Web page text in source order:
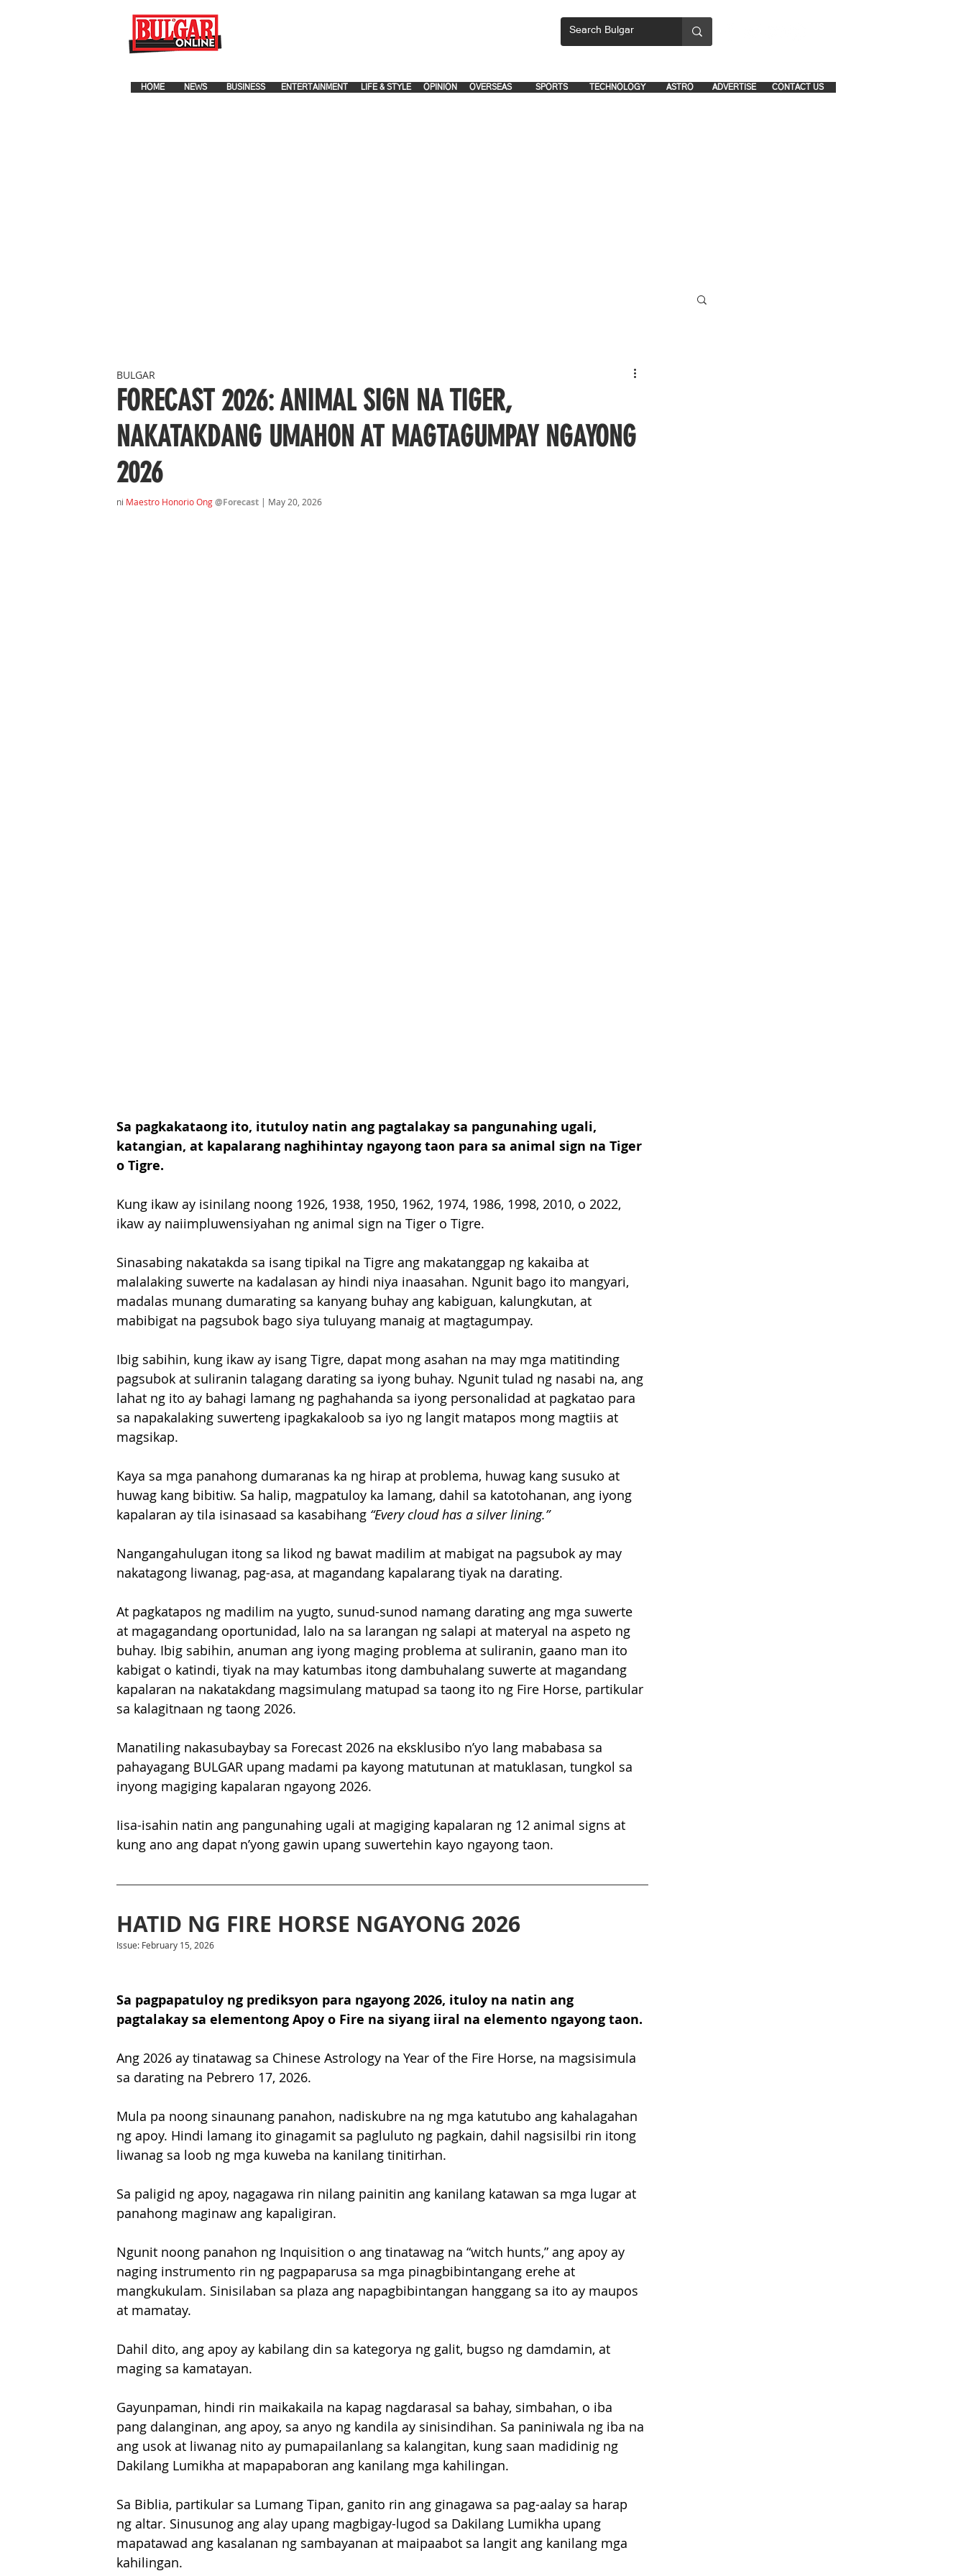
CONTACT US
ADVERTISE
ASTRO
TECHNOLOGY
SPORTS
OVERSEAS
OPINION
LIFE & STYLE
ENTERTAINMENT
NEWS
HOME BUSINESS . .
FORECAST 2026: ANIMAL SIGN NA TIGER,
NAKATAKDANG UMAHON AT MAGTAGUMPAY NGAYONG
2026
BULGAR
ni Maestro Honorio Ong@Forecast | May 20, 2026
Sa pagkakataong ito, itutuloy natin ang pagtalakay sa pangunahing ugali,
katangian, at kapalarang naghihintay ngayong taon para sa animal sign na Tiger
o Tigre.
Kung ikaw ay isinilang noong 1926, 1938, 1950, 1962, 1974, 1986, 1998, 2010, o 2022,
ikaw ay naiimpluwensiyahan ng animal sign na Tiger o Tigre.
Sinasabing nakatakda sa isang tipikal na Tigre ang makatanggap ng kakaiba at
malalaking suwerte na kadalasan ay hindi niya inaasahan. Ngunit bago ito mangyari,
madalas munang dumarating sa kanyang buhay ang kabiguan, kalungkutan, at
mabibigat na pagsubok bago siya tuluyang manaig at magtagumpay.
Ibig sabihin, kung ikaw ay isang Tigre, dapat mong asahan na may mga matitinding
pagsubok at suliranin talagang darating sa iyong buhay. Ngunit tulad ng nasabi na, ang
lahat ng ito ay bahagi lamang ng paghahanda sa iyong personalidad at pagkatao para
sa napakalaking suwerteng ipagkakaloob sa iyo ng langit matapos mong magtiis at
magsikap.
Kaya sa mga panahong dumaranas ka ng hirap at problema, huwag kang susuko at
huwag kang bibitiw. Sa halip, magpatuloy ka lamang, dahil sa katotohanan, ang iyong
kapalaran ay tila isinasaad sa kasabihang “Every cloud has a silver lining.”
Nangangahulugan itong sa likod ng bawat madilim at mabigat na pagsubok ay may
nakatagong liwanag, pag-asa, at magandang kapalarang tiyak na darating.
At pagkatapos ng madilim na yugto, sunud-sunod namang darating ang mga suwerte
at magagandang oportunidad, lalo na sa larangan ng salapi at materyal na aspeto ng
buhay. Ibig sabihin, anuman ang iyong maging problema at suliranin, gaano man ito
kabigat o katindi, tiyak na may katumbas itong dambuhalang suwerte at magandang
kapalaran na nakatakdang magsimulang matupad sa taong ito ng Fire Horse, partikular
sa kalagitnaan ng taong 2026.
Manatiling nakasubaybay sa Forecast 2026 na eksklusibo n’yo lang mababasa sa
pahayagang BULGAR upang madami pa kayong matutunan at matuklasan, tungkol sa
inyong magiging kapalaran ngayong 2026.
Iisa-isahin natin ang pangunahing ugali at magiging kapalaran ng 12 animal signs at
kung ano ang dapat n’yong gawin upang suwertehin kayo ngayong taon.
HATID NG FIRE HORSE NGAYONG 2026
Issue: February 15, 2026
Sa pagpapatuloy ng prediksyon para ngayong 2026, ituloy na natin ang
pagtalakay sa elementong Apoy o Fire na siyang iiral na elemento ngayong taon.
Ang 2026 ay tinatawag sa Chinese Astrology na Year of the Fire Horse, na magsisimula
sa darating na Pebrero 17, 2026.
Mula pa noong sinaunang panahon, nadiskubre na ng mga katutubo ang kahalagahan
ng apoy. Hindi lamang ito ginagamit sa pagluluto ng pagkain, dahil nagsisilbi rin itong
liwanag sa loob ng mga kuweba na kanilang tinitirhan.
Sa paligid ng apoy, nagagawa rin nilang painitin ang kanilang katawan sa mga lugar at
panahong maginaw ang kapaligiran.
Ngunit noong panahon ng Inquisition o ang tinatawag na “witch hunts,” ang apoy ay
naging instrumento rin ng pagpaparusa sa mga pinagbibintangang erehe at
mangkukulam. Sinisilaban sa plaza ang napagbibintangan hanggang sa ito ay maupos
at mamatay.
Dahil dito, ang apoy ay kabilang din sa kategorya ng galit, bugso ng damdamin, at
maging sa kamatayan.
Gayunpaman, hindi rin maikakaila na kapag nagdarasal sa bahay, simbahan, o iba
pang dalanginan, ang apoy, sa anyo ng kandila ay sinisindihan. Sa paniniwala ng iba na
ang usok at liwanag nito ay pumapailanlang sa kalangitan, kung saan madidinig ng
Dakilang Lumikha at mapapaboran ang kanilang mga kahilingan.
Sa Biblia, partikular sa Lumang Tipan, ganito rin ang ginagawa sa pag-aalay sa harap
ng altar. Sinusunog ang alay upang magbigay-lugod sa Dakilang Lumikha upang
mapatawad ang kasalanan ng sambayanan at maipaabot sa langit ang kanilang mga
kahilingan.